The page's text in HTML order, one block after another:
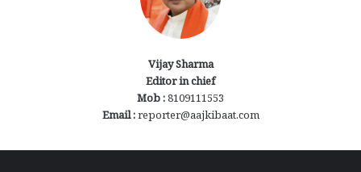
Vijay Sharma
Editor in chief
Mob :8109111553
Email :reporter@aajkibaat.com